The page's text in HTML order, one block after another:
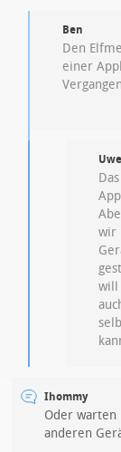
Ben
Den
einer
Uwe
wir
will
Ihommy
Oder
anderen